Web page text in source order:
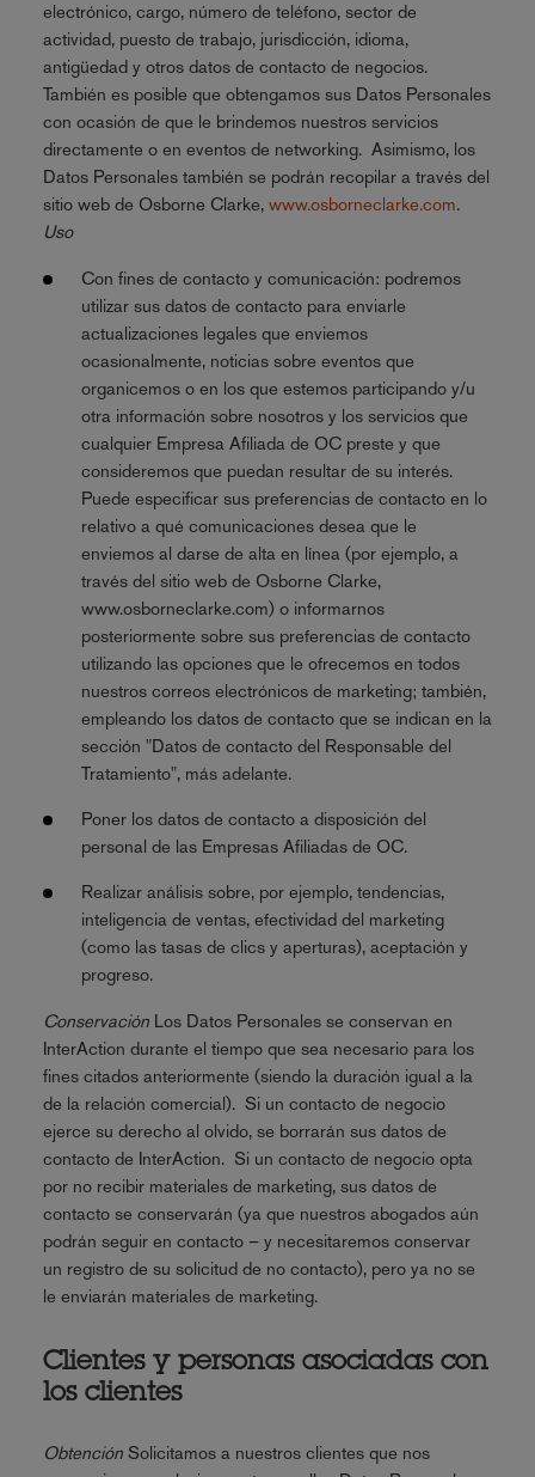
electrónico, cargo, número de teléfono, sector de
actividad, puesto de trabajo, jurisdicción, idioma,
antigüedad y otros datos de contacto de negocios.
También es posible que obtengamos sus Datos Personales
con ocasión de que le brindemos nuestros servicios
directamente o en eventos de networking. Asimismo, los
Datos Personales también se podrán recopilar a través del
sitio web de Osborne Clarke, www.osborneclarke.com.
Uso
Con fines de contacto y comunicación: podremos
utilizar sus datos de contacto para enviarle
actualizaciones legales que enviemos
ocasionalmente, noticias sobre eventos que
organicemos o en los que estemos participando y/u
otra información sobre nosotros y los servicios que
cualquier Empresa Afiliada de OC preste y que
consideremos que puedan resultar de su interés.
Puede especificar sus preferencias de contacto en lo
relativo a qué comunicaciones desea que le
enviemos al darse de alta en línea (por ejemplo, a
través del sitio web de Osborne Clarke,
www.osborneclarke.com) o informarnos
posteriormente sobre sus preferencias de contacto
utilizando las opciones que le ofrecemos en todos
nuestros correos electrónicos de marketing; también,
empleando los datos de contacto que se indican en la
sección "Datos de contacto del Responsable del
Tratamiento", más adelante.
Poner los datos de contacto a disposición del
personal de las Empresas Afiliadas de OC.
Realizar análisis sobre, por ejemplo, tendencias,
inteligencia de ventas, efectividad del marketing
(como las tasas de clics y aperturas), aceptación y
progreso.
ConservaciónLos Datos Personales se conservan en
InterAction durante el tiempo que sea necesario para los
fines citados anteriormente (siendo la duración igual a la
de la relación comercial). Si un contacto de negocio
ejerce su derecho al olvido, se borrarán sus datos de
contacto de InterAction. Si un contacto de negocio opta
por no recibir materiales de marketing, sus datos de
contacto se conservarán (ya que nuestros abogados aún
podrán seguir en contacto – y necesitaremos conservar
un registro de su solicitud de no contacto), pero ya no se
le enviarán materiales de marketing.
Clientes y personas asociadas con
los clientes
ObtenciónSolicitamos a nuestros clientes que nos